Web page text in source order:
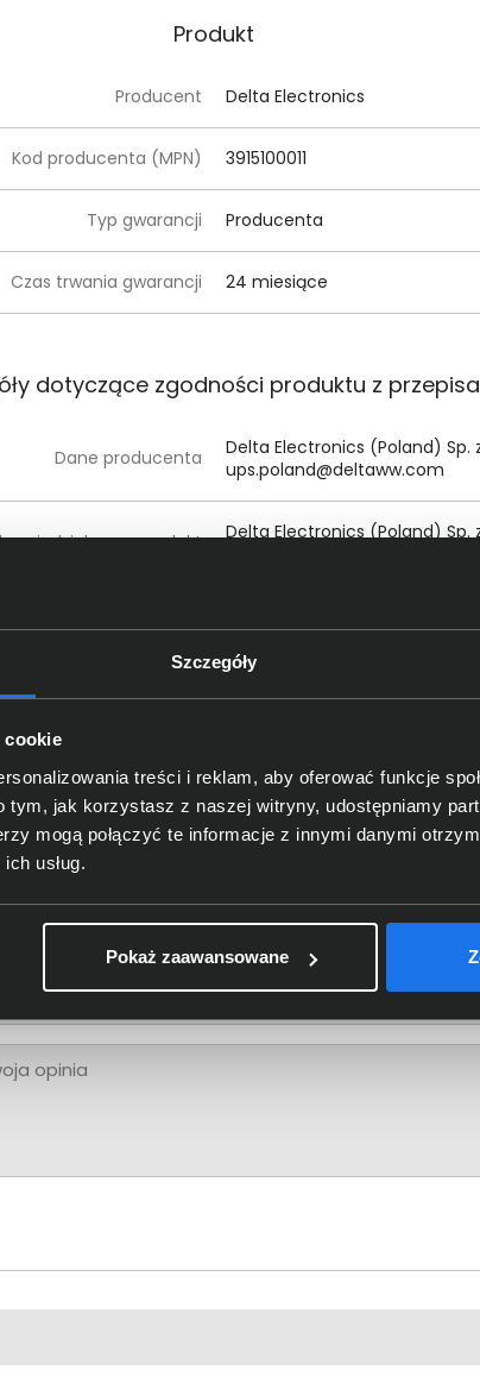
Szczegóły
cookie
treści i reklam, aby oferować funkcje
tym, jak korzystasz z naszej witryny, udostępniamy
mogą połączyć te informacje z innymi danymi
usług.
Pokaż zaawansowane
Produkt
Producent Delta Electronics
Kod producenta (MPN) 3915100011
Typ gwarancji Producenta
Czas trwania gwarancji 24 miesiące
dotyczące zgodności produktu z
Dane producenta
Delta Electronics (Poland) Sp.
ups.poland@deltaww.com
za produkt
Delta Electronics (Poland) Sp.
pierwszy! - zaloguj się na swoje konto i oceń
ocena:
imię
opinia